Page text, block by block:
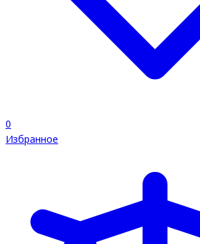
0
Избранное